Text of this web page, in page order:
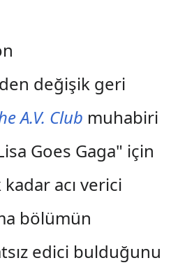
değişik geri
A.V. Club muhabiri
Goes Gaga" için
acı verici
bölümün
edici bulduğunu